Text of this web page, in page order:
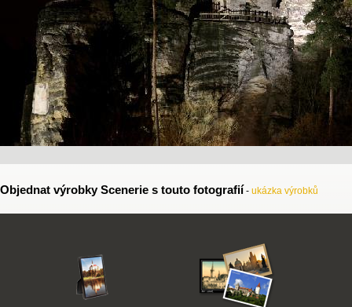
Objednat výrobky Scenerie s touto fotografií - ukázka výrobků